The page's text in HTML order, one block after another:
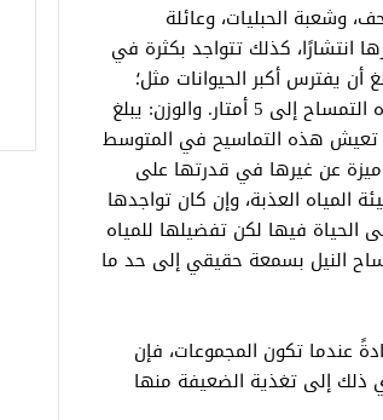
وشعبة الحبليات، وعائلة
انتشارًا، كذلك تتواجد بكثرة في
يفترس أكبر الحيوانات مثل؛
الجاموس، والحيوانات البرية. ويبلغ الطول: يصل طول هذه التمساح إلى 5 أمتار. والوزن: يبلغ
العمر: تعيش هذه التماسيح في المتوسط
لها ميزة عن غيرها في قدرتها على
المياه العذبة، وإن كان تواجدها
الحياة فيها لكن تفضيلها للمياه
النيل بسمعة حقيقي إلى حد ما
عندما تكون المجموعات، فإن
ذلك إلى تغذية الضعيفة منها